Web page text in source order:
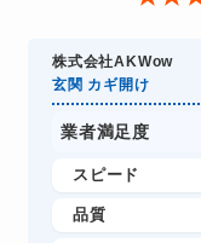
株式会社AKWow
玄関 カギ開け
業者満足度
スピード
品質